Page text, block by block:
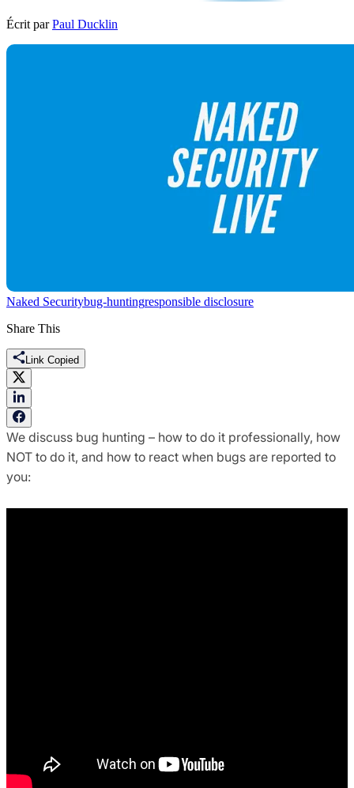
Écrit par Paul Ducklin
Naked Securitybug-huntingresponsible disclosure
Share This
Link Copied
We discuss bug hunting – how to do it professionally, how
NOT to do it, and how to react when bugs are reported to
you: